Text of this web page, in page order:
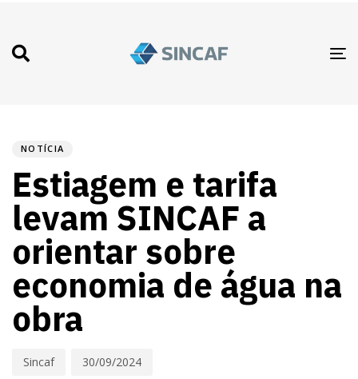
NOTÍCIA
Estiagem e tarifa
levam SINCAF a
orientar sobre
economia de água na
obra
Sincaf 30/09/2024